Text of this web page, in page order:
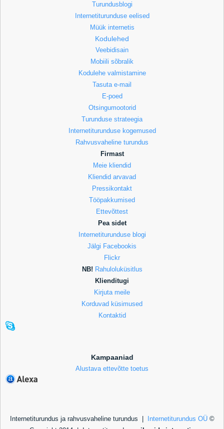
Turundusblogi
Internetiturunduse eelised
Müük internetis
Kodulehed
Veebidisain
Mobiili sõbralik
Kodulehe valmistamine
Tasuta e-mail
E-poed
Otsingumootorid
Turunduse strateegia
Internetiturunduse kogemused
Rahvusvaheline turundus
Firmast
Meie kliendid
Kliendid arvavad
Pressikontakt
Tööpakkumised
Ettevõttest
Pea sidet
Internetiturunduse blogi
Jälgi Facebookis
Flickr
NB! Rahuloluküsitlus
Klienditugi
Kirjuta meile
Korduvad küsimused
Kontaktid
Kampaaniad
Alustava ettevõtte toetus
Internetiturundus ja rahvusvaheline turundus | Internetiturundus OÜ©